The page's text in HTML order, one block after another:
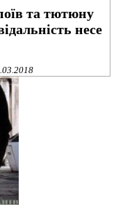
та тютюну
несе